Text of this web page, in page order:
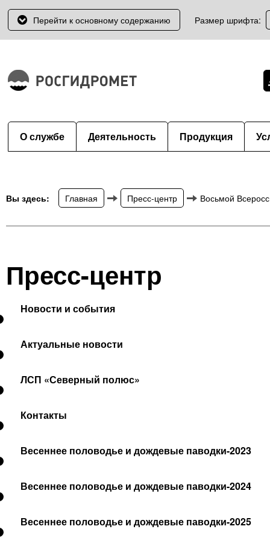
Перейти к основному содержанию Размер шрифта:
О службе Деятельность Продукция
Вы здесь: Главная Пресс-центр Восьмой
Пресс-центр
Новости и события
Актуальные новости
ЛСП «Северный полюс»
Контакты
Весеннее половодье и дождевые паводки-2023
Весеннее половодье и дождевые паводки-2024
Весеннее половодье и дождевые паводки-2025